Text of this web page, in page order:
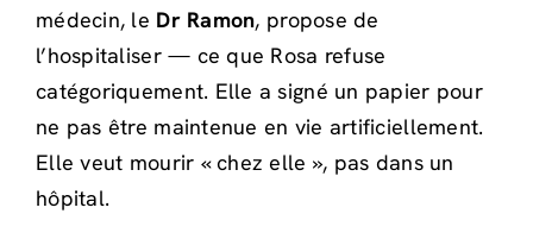
médecin, le Dr Ramon, propose de
l’hospitaliser — ce que Rosa refuse
catégoriquement. Elle a signé un papier pour
ne pas être maintenue en vie artificiellement.
Elle veut mourir « chez elle », pas dans un
hôpital.